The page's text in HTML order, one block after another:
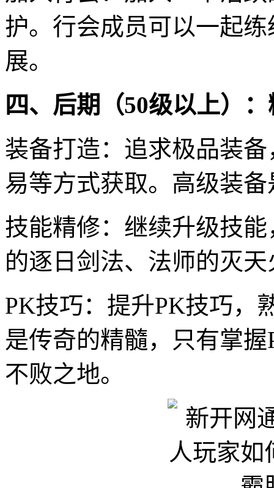
护。行会成员可以一起
展。
四、后期（50级以上）
装备打造：追求极品装
易等方式获取。高级装
技能精修：继续升级技
的逐日剑法、法师的灭
PK技巧：提升PK技巧，
是传奇的精髓，只有掌
不败之地。